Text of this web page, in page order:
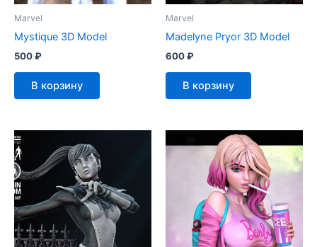
Marvel
Mystique 3D Model
500₽
В корзину
Marvel
Madelyne Pryor 3D Model
600₽
В корзину